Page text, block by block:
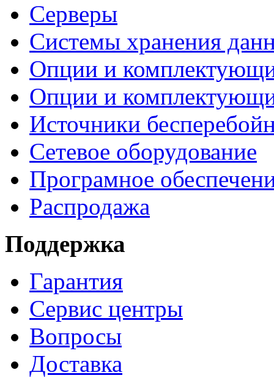
Серверы
Системы хранения
Опции и
Опции и
Источники
Сетевое оборудование
Програмное
Распродажа
Поддержка
Гарантия
Сервис центры
Вопросы
Доставка